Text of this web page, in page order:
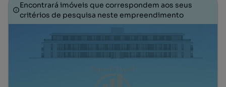
Encontrará imóveis que correspondem aos seus
critérios de pesquisa neste empreendimento